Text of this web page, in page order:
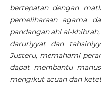
bertepatan dengan
pemeliharaan agama
pandangan ahl al-
daruriyyat dan
Justeru, memahami
dapat membantu
mengikut acuan dan